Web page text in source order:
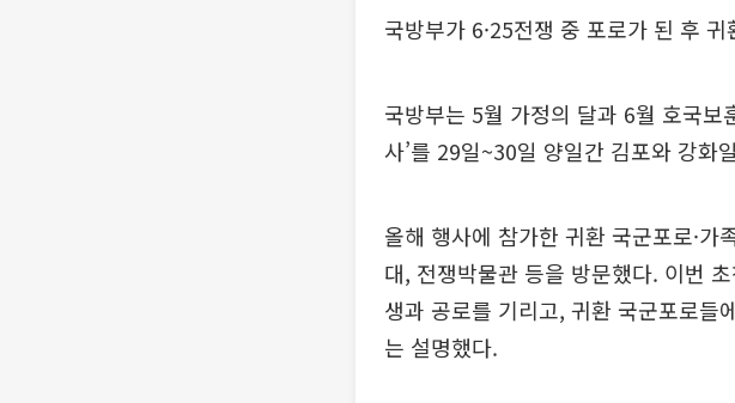
국방부가 6·25전쟁 중 포로가 된 후
국방부는 5월 가정의 달과 6월 호국보
사’를 29일~30일 양일간 김포와 강화
올해 행사에 참가한 귀환 국군포로·
대, 전쟁박물관 등을 방문했다. 이번
생과 공로를 기리고, 귀환 국군포로들
는 설명했다.